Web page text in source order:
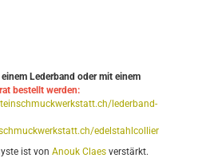
Lederband oder mit einem
bestellt werden:
lederband-
edelstahlcollier
ist von Anouk Claes verstärkt.